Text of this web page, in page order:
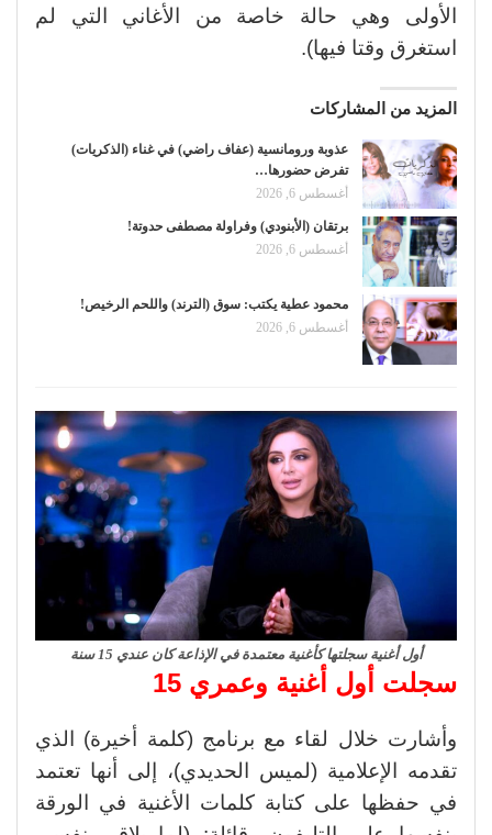
الأولى وهي حالة خاصة من الأغاني التي لم
استغرق وقتا فيها).
المزيد من المشاركات
عذوبة ورومانسية (عفاف راضي) في غناء (الذكريات)
تفرض حضورها…
أغسطس 6, 2026
برتقان (الأبنودي) وفراولة مصطفى حدوتة!
أغسطس 6, 2026
محمود عطية يكتب: سوق (الترند) واللحم الرخيص!
أغسطس 6, 2026
أول أغنية سجلتها كأغنية معتمدة في الإذاعة كان عندي 15 سنة
سجلت أول أغنية وعمري 15
وأشارت خلال لقاء مع برنامج (كلمة أخيرة) الذي
تقدمه الإعلامية (لميس الحديدي)، إلى أنها تعتمد
في حفظها على كتابة كلمات الأغنية في الورقة